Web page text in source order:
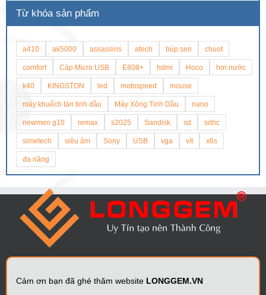
Từ khóa sản phẩm
a410 ak5000 assassins atech búp sen chuot
comfort Cáp Micro USB E808+ hdmi Hoco hơi nước
k40 KINGSTON led motospeed mouse
máy khuếch tán tinh dầu Máy Xông Tinh Dầu nano
newmen g10 remax s2025 Sandisk sd sdhc
simetech siêu âm Sony USB vga vít x6s
đa năng
Cảm ơn bạn đã ghé thăm website LONGGEM.VN